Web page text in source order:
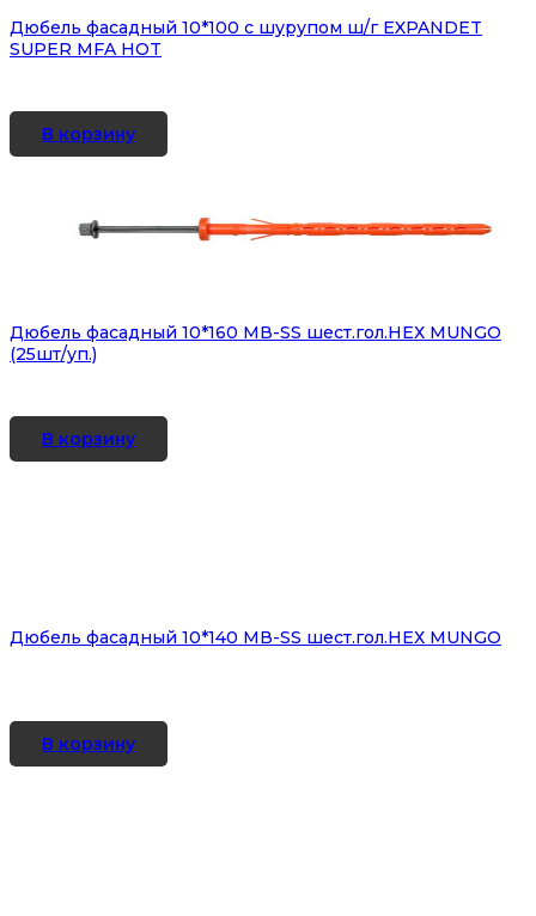
Дюбель фасадный 10*100 с шурупом ш/г EXPANDET
SUPER MFA HOT
В корзину
Дюбель фасадный 10*160 MВ-SS шест.гол.НЕХ MUNGO
(25шт/уп.)
В корзину
Дюбель фасадный 10*140 MВ-SS шест.гол.НЕХ MUNGO
В корзину